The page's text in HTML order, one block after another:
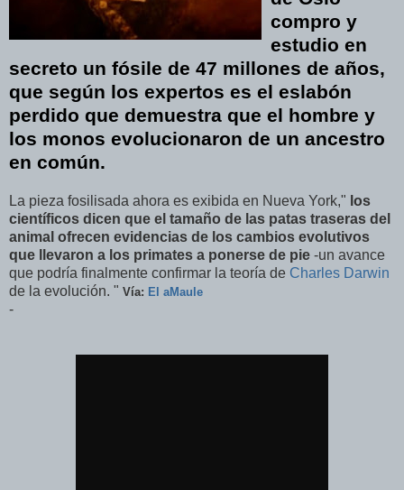
compro y
estudio en
secreto un fósile de 47 millones de años,
que según los expertos es el eslabón
perdido que demuestra que el hombre y
los monos evolucionaron de un ancestro
en común.
La pieza fosilisada ahora es exibida en Nueva York," los
científicos dicen que el tamaño de las patas traseras del
animal ofrecen evidencias de los cambios evolutivos
que llevaron a los primates a ponerse de pie -un avance
que podría finalmente confirmar la teoría de Charles Darwin
de la evolución. " Vía: El aMaule
-